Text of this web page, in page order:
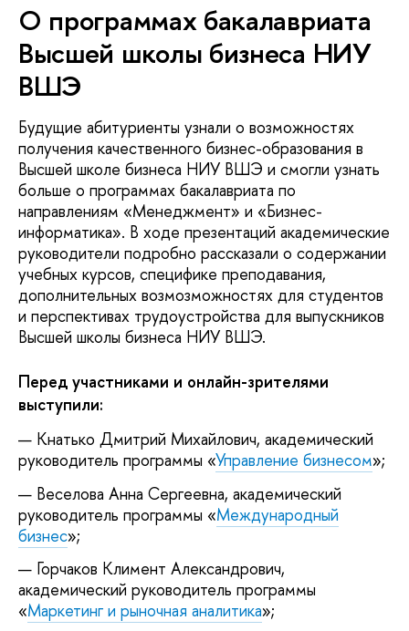
О программах бакалавриата
Высшей школы бизнеса НИУ
ВШЭ
Будущие абитуриенты узнали о возможностях
получения качественного бизнес-образования в
Высшей школе бизнеса НИУ ВШЭ и смогли узнать
больше о программах бакалавриата по
направлениям «Менеджмент» и «Бизнес-
информатика». В ходе презентаций академические
руководители подробно рассказали о содержании
учебных курсов, специфике преподавания,
дополнительных возмозможностях для студентов
и перспективах трудоустройства для выпускников
Высшей школы бизнеса НИУ ВШЭ.
Перед участниками и онлайн-зрителями
выступили:
Кнатько Дмитрий Михайлович, академический
руководитель программы «Управление бизнесом»;
Веселова Анна Сергеевна, академический
руководитель программы «Международный
бизнес»;
Горчаков Климент Александрович,
академический руководитель программы
«Маркетинг и рыночная аналитика»;